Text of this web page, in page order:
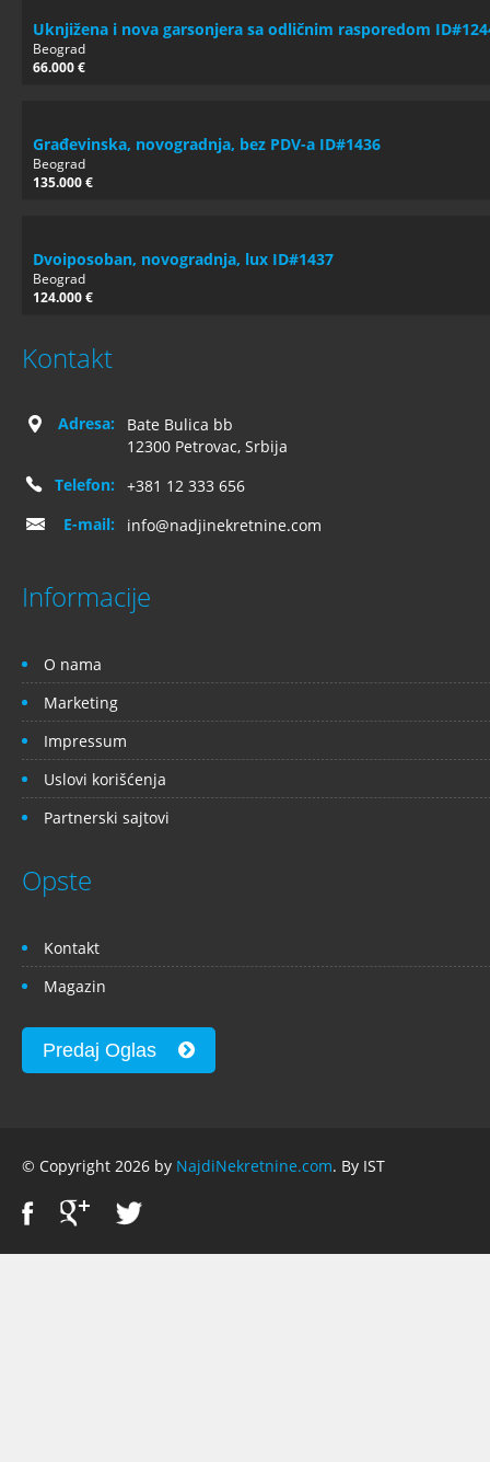
Uknjižena i nova garsonjera sa odličnim rasporedom
Beograd
66.000 €
Građevinska, novogradnja, bez PDV-a ID#1436
Beograd
135.000 €
Dvoiposoban, novogradnja, lux ID#1437
Beograd
124.000 €
Kontakt
Adresa:
Bate Bulica bb
12300 Petrovac, Srbija
Telefon:
+381 12 333 656
E-mail:
info@nadjinekretnine.com
Informacije
O nama
Marketing
Impressum
Uslovi korišćenja
Partnerski sajtovi
Opste
Kontakt
Magazin
Predaj Oglas
© Copyright 2026 by NajdiNekretnine.com. By IST